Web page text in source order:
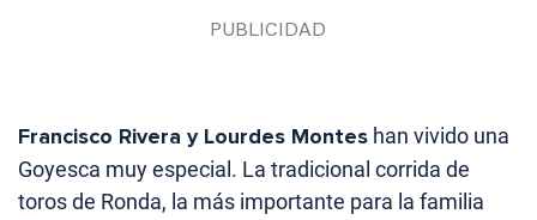
Francisco Rivera y Lourdes Montes han vivido una
Goyesca muy especial. La tradicional corrida de
toros de Ronda, la más importante para la familia